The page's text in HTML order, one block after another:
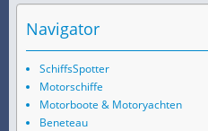
Navigator
SchiffsSpotter
Motorschiffe
Motorboote & Motoryachten
Beneteau